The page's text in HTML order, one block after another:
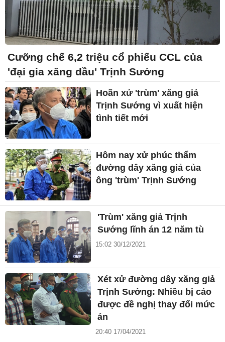
Cưỡng chế 6,2 triệu cổ phiếu CCL của
'đại gia xăng dầu' Trịnh Sướng
Hoãn xử 'trùm' xăng giả
Trịnh Sướng vì xuất hiện
tình tiết mới
Hôm nay xử phúc thẩm
đường dây xăng giả của
ông 'trùm' Trịnh Sướng
'Trùm' xăng giả Trịnh
Sướng lĩnh án 12 năm tù
15:02 30/12/2021
Xét xử đường dây xăng giả
Trịnh Sướng: Nhiều bị cáo
được đề nghị thay đổi mức
án
20:40 17/04/2021